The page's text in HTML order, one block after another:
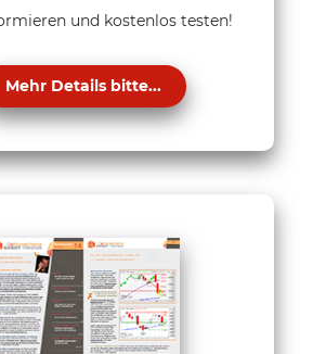
und kostenlos testen!
Mehr Details bitte...